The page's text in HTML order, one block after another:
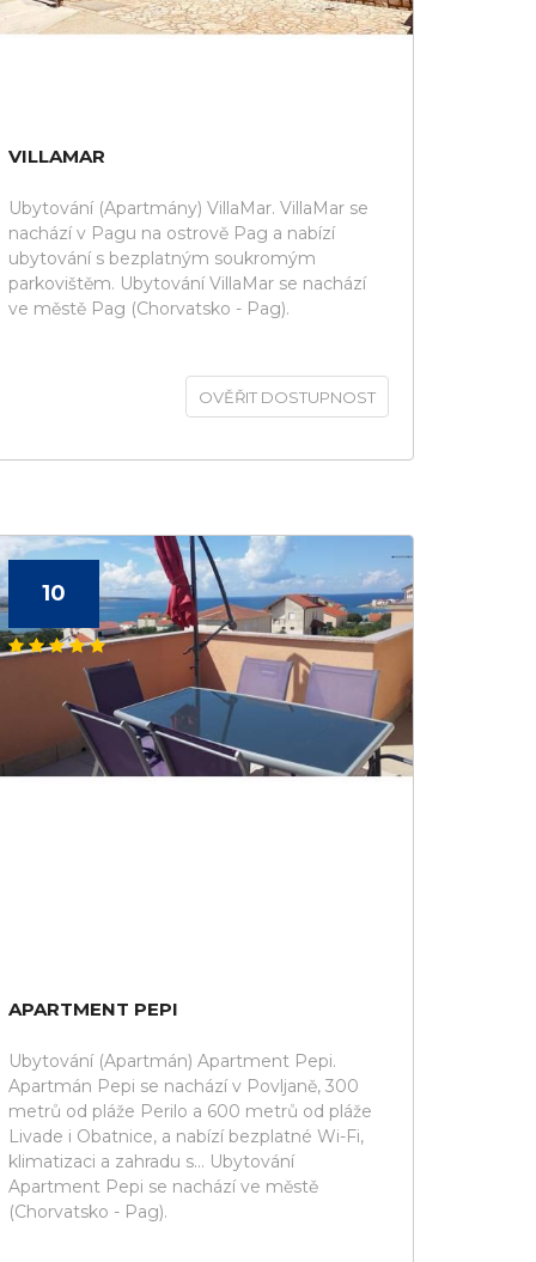
VILLAMAR
Ubytování (Apartmány) VillaMar. VillaMar se
nachází v Pagu na ostrově Pag a nabízí
ubytování s bezplatným soukromým
parkovištěm. Ubytování VillaMar se nachází
ve městě Pag (Chorvatsko - Pag).
OVĚŘIT DOSTUPNOST
10
APARTMENT PEPI
Ubytování (Apartmán) Apartment Pepi.
Apartmán Pepi se nachází v Povljaně, 300
metrů od pláže Perilo a 600 metrů od pláže
Livade i Obatnice, a nabízí bezplatné Wi-Fi,
klimatizaci a zahradu s... Ubytování
Apartment Pepi se nachází ve městě
(Chorvatsko - Pag).